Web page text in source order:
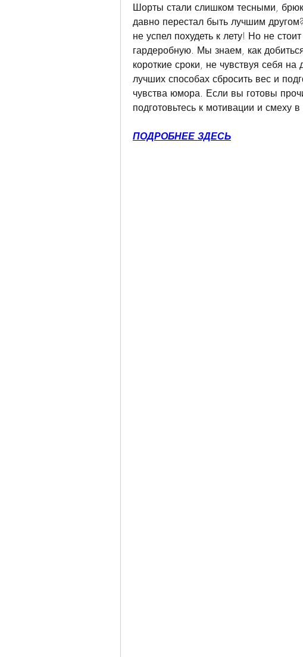
Шорты стали слишком тесными,
давно перестал быть лучшим
не успел похудеть к лету! Но не
гардеробную. Мы знаем, как
короткие сроки, не чувствуя себя
лучших способах сбросить вес и
чувства юмора. Если вы готовы
подготовьтесь к мотивации и смеху
ПОДРОБНЕЕ ЗДЕСЬ